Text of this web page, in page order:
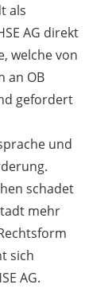
als
AG direkt
welche von
an OB
gefordert
und
schadet
mehr
sich
AG.